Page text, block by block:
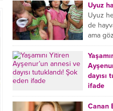
Uyuz
Uyuz
de
ama
tür
dayısı
ifade
bulunan
Canan